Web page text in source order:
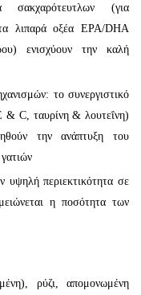
σακχαρότευτλων (για
λιπαρά οξέα EPA/DHA
ενισχύουν την καλή
το συνεργιστικό
& C, ταυρίνη & λουτεΐνη)
την ανάπτυξη του
περιεκτικότητα σε
η ποσότητα των
ρύζι, απομονωμένη